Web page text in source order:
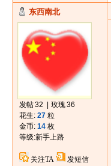
东西南北
发帖32 玫瑰36
花生: 27粒
金币: 14枚
等级:新手上路
关注TA
发短信